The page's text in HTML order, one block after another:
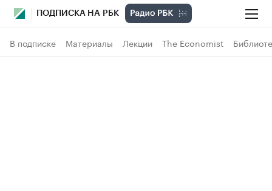
ПОДПИСКА НА РБК
В подписке Материалы Лекции The Economist